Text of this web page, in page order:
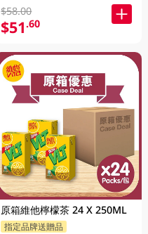
$58.00
$51.60
原箱維他檸檬茶 24 X 250ML
指定品牌送贈品